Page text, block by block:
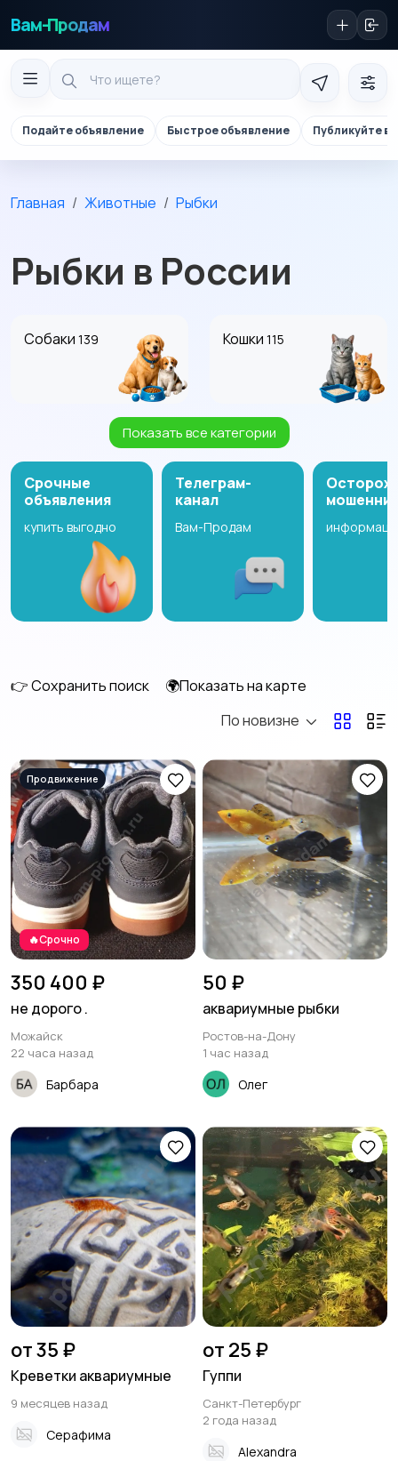
Вам-Продам
Подайте объявление Быстрое объявление Публикуйте в
Главная Животные Рыбки
Рыбки в России
Собаки 139 Кошки 115
Грызуны 27
115
Показать все категории
Срочные
объявления
купить выгодно
Телеграм-
канал
Вам-Продам
👉 Сохранить поиск
🌍Показать на карте
По новизне
🔥Срочно
350 400 ₽
не дорого .
Можайск
22 часа назад
Барбара
50 ₽
аквариумные рыбки
Ростов-на-Дону
1 час назад
Олег
от 35 ₽
Креветки аквариумные
9 месяцев назад
Серафима
от 25 ₽
Гуппи
Санкт-Петербург
2 года назад
Alexandra